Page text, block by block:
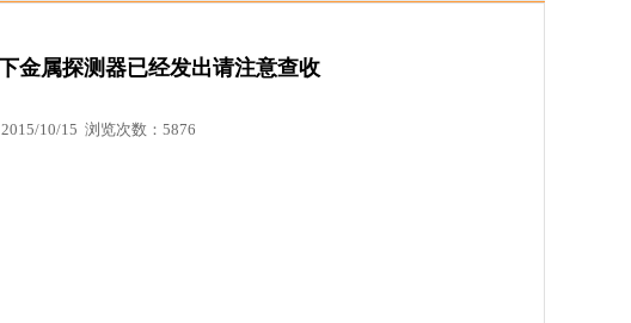
金属探测器已经发出请注意查收
10/15 浏览次数：5876